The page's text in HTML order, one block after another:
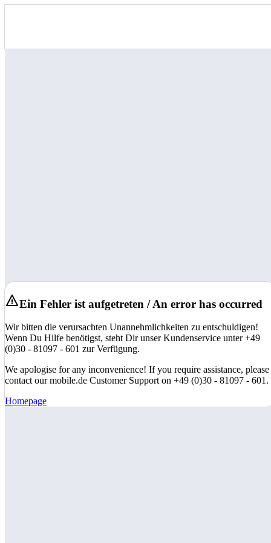
Ein Fehler ist aufgetreten / An error has occurred
Wir bitten die verursachten Unannehmlichkeiten zu entschuldigen!
Wenn Du Hilfe benötigst, steht Dir unser Kundenservice unter +49
(0)30 - 81097 - 601 zur Verfügung.
We apologise for any inconvenience! If you require assistance, please
contact our mobile.de Customer Support on +49 (0)30 - 81097 - 601.
Homepage